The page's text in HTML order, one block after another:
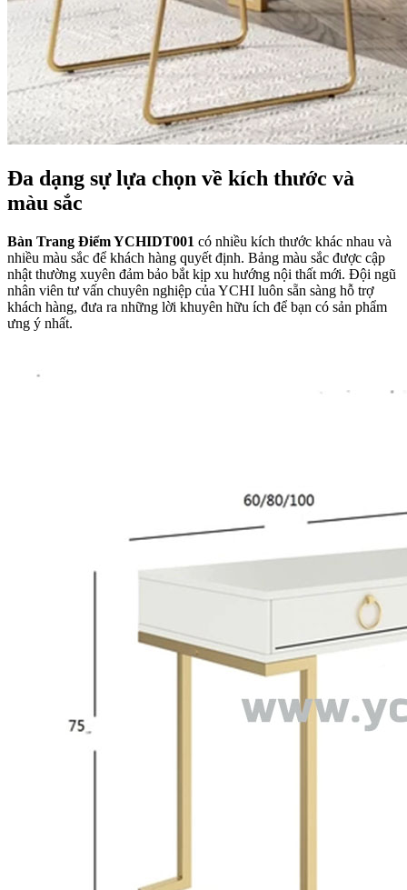
Đa dạng sự lựa chọn về kích thước và
màu sắc
Bàn Trang Điểm YCHIDT001 có nhiều kích thước khác nhau và
nhiều màu sắc để khách hàng quyết định. Bảng màu sắc được cập
nhật thường xuyên đảm bảo bắt kịp xu hướng nội thất mới. Đội ngũ
nhân viên tư vấn chuyên nghiệp của YCHI luôn sẵn sàng hỗ trợ
khách hàng, đưa ra những lời khuyên hữu ích để bạn có sản phẩm
ưng ý nhất.